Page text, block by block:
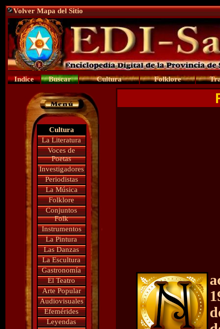
Volver Mapa del Sitio
Indice Buscar Cultura Folklore
Cultura
La Literatura
Voces de
Poetas
Investigadores
Periodistas
La Música
Folklore
Conjuntos
Folk
Instrumentos
La Pintura
Las Danzas
La Escultura
Gastronomía
El Teatro
Arte Popular
Audiovisuales
Efemérides
Leyendas